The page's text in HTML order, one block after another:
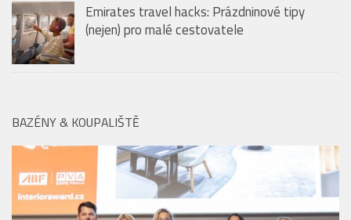
Emirates travel hacks: Prázdninové tipy
(nejen) pro malé cestovatele
BAZÉNY & KOUPALIŠTĚ